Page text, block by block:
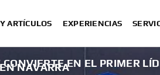
ARTÍCULOS EXPERIENCIAS
NAVARRAEN EL PRIMER